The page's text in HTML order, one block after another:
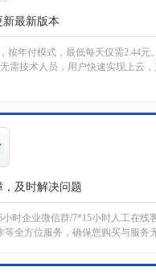
最新版本
按年付模式，最低每天仅需2.44元
需技术人员，用户快速实现上云，
及时解决问题
时企业微信群/7*15小时人工在线
全方位服务，确保您购买与服务